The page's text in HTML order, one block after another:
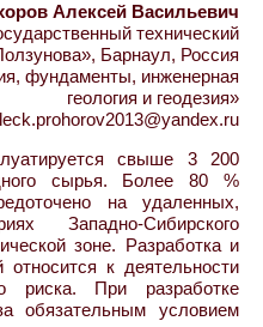
Алексей Васильевич
технический
Барнаул, Россия
фундаменты, инженерная
геология и геодезия»
свыше 3 200
сырья. Более 80 %
на удаленных,
Западно-Сибирского
зоне. Разработка и
относится к деятельности
риска. При разработке
обязательным условием